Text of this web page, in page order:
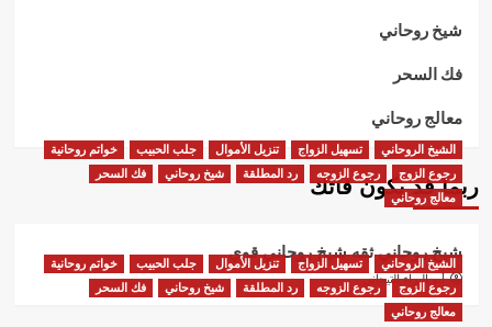
شيخ روحاني
فك السحر
معالج روحاني
ربما قد يكون فاتك
الشيخ الروحاني تسهيل الزواج تنزيل الأموال جلب الحبيب
خواتم روحانية
رجوع الزوج
رجوع الزوجه رد المطلقة شيخ روحاني
فك السحر
معالج روحاني
شيخ روحاني ثقه شيخ روحاني قوي
أبو البراء التيجاني
الشيخ الروحاني تسهيل الزواج تنزيل الأموال جلب الحبيب
خواتم روحانية
رجوع الزوج
رجوع الزوجه رد المطلقة شيخ روحاني
فك السحر
معالج روحاني